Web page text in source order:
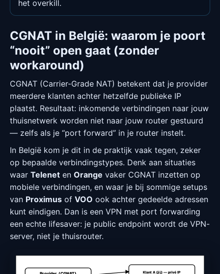
het overkill.
CGNAT in België: waarom je poort
“nooit” open gaat (zonder
workaround)
CGNAT (Carrier-Grade NAT) betekent dat je provider
meerdere klanten achter hetzelfde publieke IP
plaatst. Resultaat: inkomende verbindingen naar jouw
thuisnetwerk worden niet naar jouw router gestuurd
— zelfs als je “port forward” in je router instelt.
In België kom je dit in de praktijk vaak tegen, zeker
op bepaalde verbindingstypes. Denk aan situaties
waar Telenet en Orange vaker CGNAT inzetten op
mobiele verbindingen, en waar je bij sommige setups
van Proximus of VOO ook achter gedeelde adressen
kunt eindigen. Dan is een VPN met port forwarding
een echte lifesaver: je public endpoint wordt de VPN-
server, niet je thuisrouter.
Klant A (jij) — privé IP